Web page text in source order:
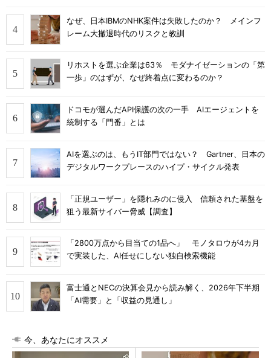
なぜ、日本IBMのNHK案件は失敗したのか？ メインフ
レーム大撤退時代のリスクと教訓
リホストを選ぶ企業は63％ モダナイゼーションの「第
一歩」のはずが、なぜ終着点に変わるのか？
ドコモが選んだAPI保護の次の一手 AIエージェントを
統制する「門番」とは
AIを選ぶのは、もうIT部門ではない？ Gartner、日本の
デジタルワークプレースのハイプ・サイクル発表
「正規ユーザー」を隠れみのに侵入 信頼された基盤を
狙う最新サイバー脅威【調査】
「2800万点から目当ての1品へ」 モノタロウが4カ月
で実装した、AI任せにしない独自検索機能
富士通とNECの決算会見から読み解く、2026年下半期
「AI需要」と「収益の見通し」
今、あなたにオススメ